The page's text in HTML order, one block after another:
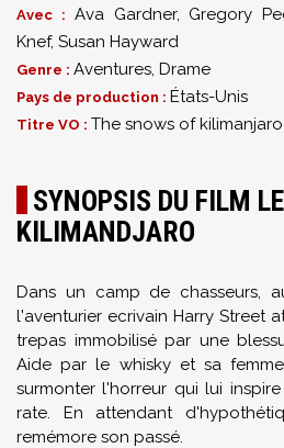
Avec : Ava Gardner, Gregory
Knef, Susan Hayward
Genre : Aventures, Drame
Pays de production : États-Unis
Titre VO : The snows of kilimanjaro
SYNOPSIS DU FILM
KILIMANDJARO
Dans un camp de chasseurs,
l'aventurier ecrivain Harry Street
trepas immobilisé par une
Aide par le whisky et sa
surmonter l'horreur qui lui
rate. En attendant
remémore son passé.